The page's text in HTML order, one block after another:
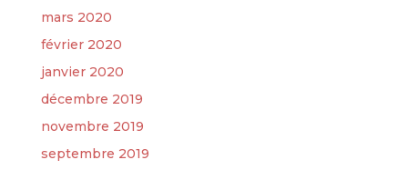
mars 2020
février 2020
janvier 2020
décembre 2019
novembre 2019
septembre 2019